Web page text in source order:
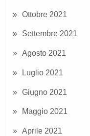
Ottobre 2021
Settembre 2021
Agosto 2021
Luglio 2021
Giugno 2021
Maggio 2021
Aprile 2021